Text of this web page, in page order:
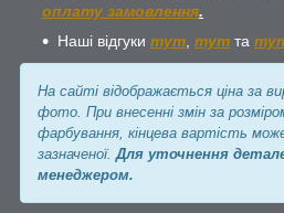
оплату замовлення.
Наші відгуки тут тут та
На сайті відображається ціна за
фото. При внесенні змін за
фарбування, кінцева вартість може
зазначеної. Для уточнення
менеджером.